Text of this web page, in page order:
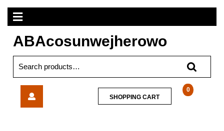
Skip
content
Open
Menu
ABAcosunwejherowo
for:
0
SHOPPING CARTSHOPPING
CART